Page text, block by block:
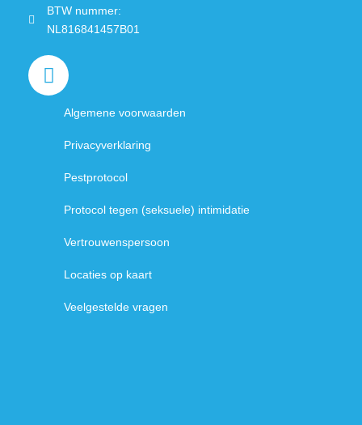
BTW nummer:
NL816841457B01
Handige links
Algemene voorwaarden
Privacyverklaring
Pestprotocol
Protocol tegen (seksuele) intimidatie
Vertrouwenspersoon
Locaties op kaart
Veelgestelde vragen